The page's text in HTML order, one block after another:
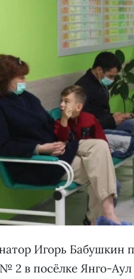
Игорь Бабушкин
2 в посёлке Янго-